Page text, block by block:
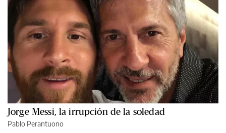
Jorge Messi, la irrupción de la soledad
Pablo Perantuono